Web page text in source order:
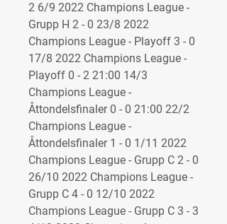
2 6/9 2022 Champions League -
Grupp H 2 - 0 23/8 2022
Champions League - Playoff 3 - 0
17/8 2022 Champions League -
Playoff 0 - 2 21:00 14/3
Champions League -
Åttondelsfinaler 0 - 0 21:00 22/2
Champions League -
Åttondelsfinaler 1 - 0 1/11 2022
Champions League - Grupp C 2 - 0
26/10 2022 Champions League -
Grupp C 4 - 0 12/10 2022
Champions League - Grupp C 3 - 3